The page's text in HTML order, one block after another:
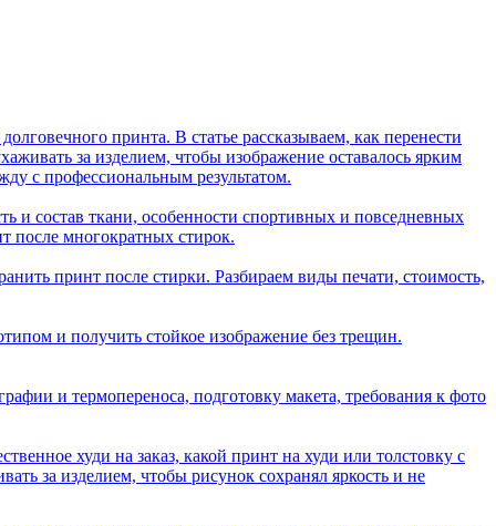
принта. В статье рассказываем, как перенести
за изделием, чтобы изображение оставалось ярким
с профессиональным результатом.
и состав ткани, особенности спортивных и повседневных
после многократных стирок.
принт после стирки. Разбираем виды печати, стоимость,
и получить стойкое изображение без трещин.
и термопереноса, подготовку макета, требования к фото
худи на заказ, какой принт на худи или толстовку с
за изделием, чтобы рисунок сохранял яркость и не